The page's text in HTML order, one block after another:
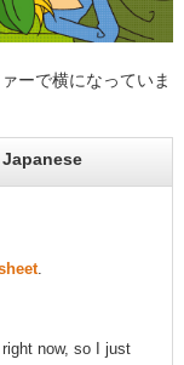
ーで横になっていま
Japanese
.
now, so I just